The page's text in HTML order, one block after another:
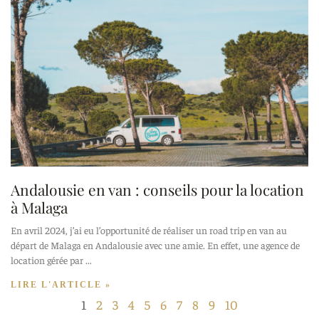
Andalousie en van : conseils pour la location
à Malaga
En avril 2024, j’ai eu l’opportunité de réaliser un road trip en van au
départ de Malaga en Andalousie avec une amie. En effet, une agence de
location gérée par
LIRE L'ARTICLE »
1 2 3 4 5 6 7 8 9 10